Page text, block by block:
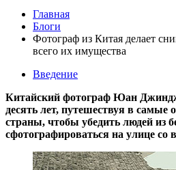
Главная
Блоги
Фотограф из Китая делает
всего их имущества
Введение
Китайский фотограф Юан
десять лет, путешествуя в самые
страны, чтобы убедить людей из
сфотографироваться на улице со